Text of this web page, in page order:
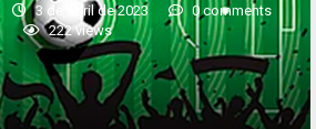
3 de abril de 2023
0 comments
222views